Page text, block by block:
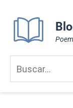
content